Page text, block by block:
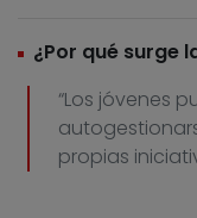
¿Por qué surge
“Los jóvenes
propias